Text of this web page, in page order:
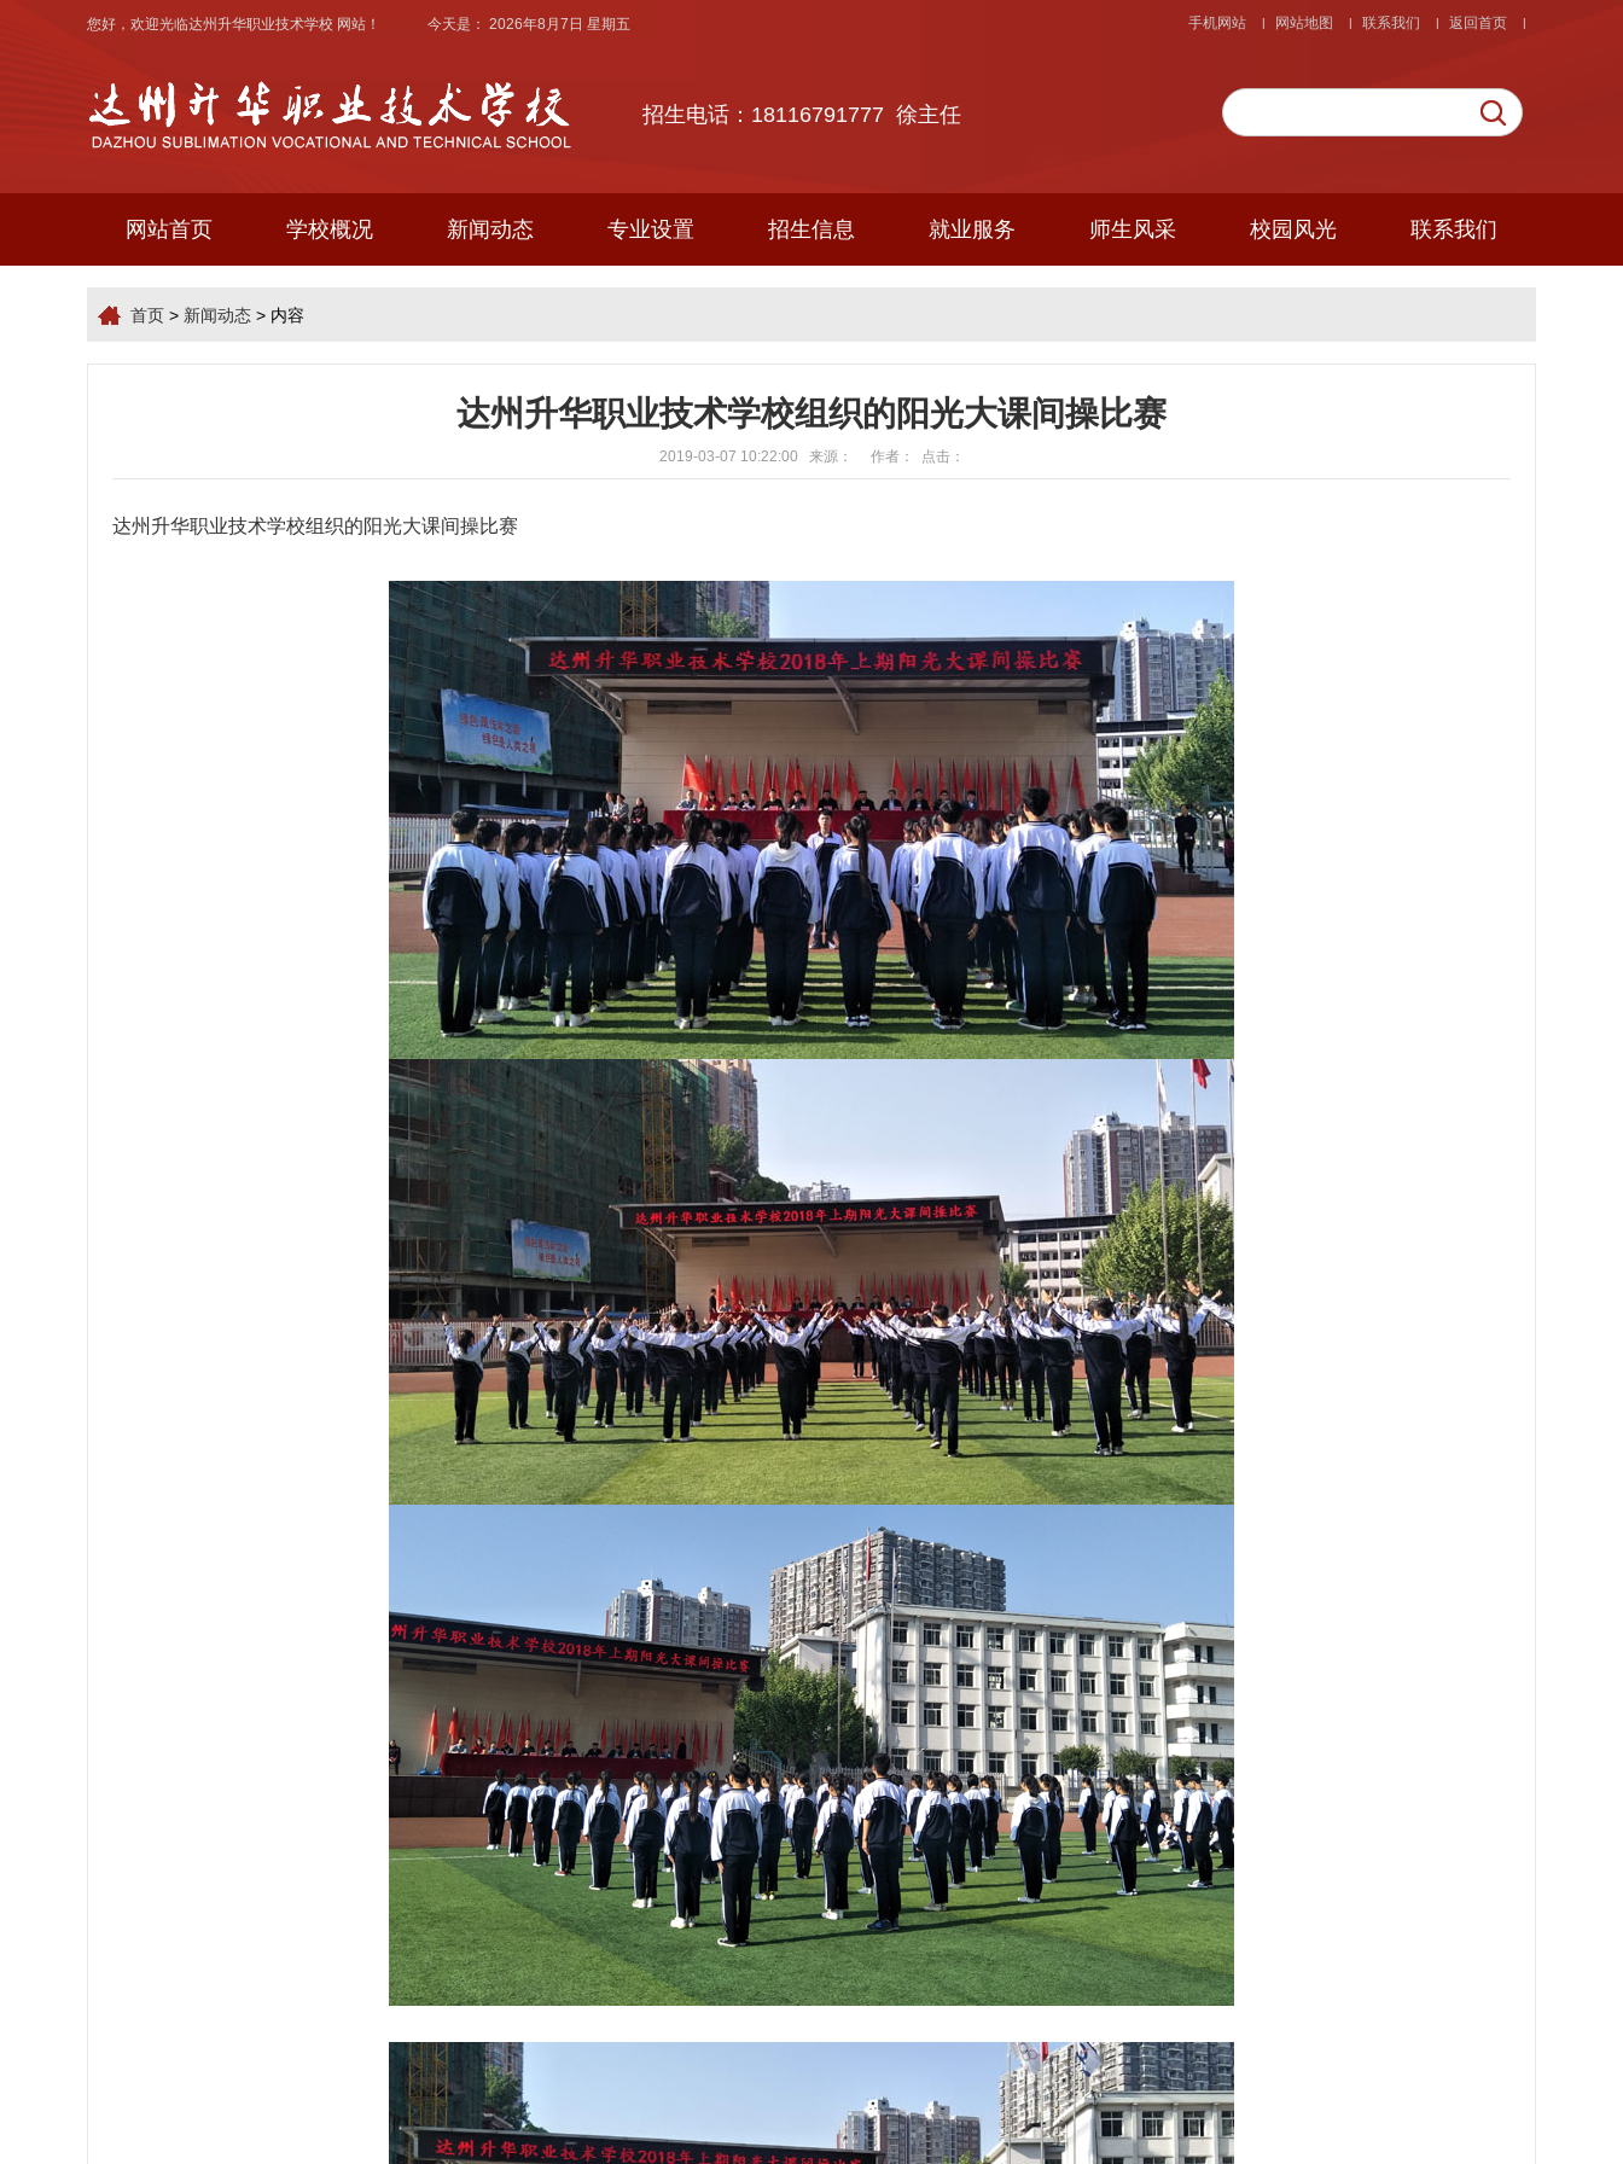
|
返回首页
|
联系我们
|
网站地图
|
手机网站
您好，欢迎光临达州升华职业技术学校 网站！ 今天是： 2026年8月7日 星期五
招生电话：18116791777 徐主任
网站首页 学校概况 新闻动态 专业设置 招生信息 就业服务 师生风采 校园风光 联系我们
首页 > 新闻动态 > 内容
达州升华职业技术学校组织的阳光大课间操比赛
2019-03-07 10:22:00 来源： 作者： 点击：
达州升华职业技术学校组织的阳光大课间操比赛